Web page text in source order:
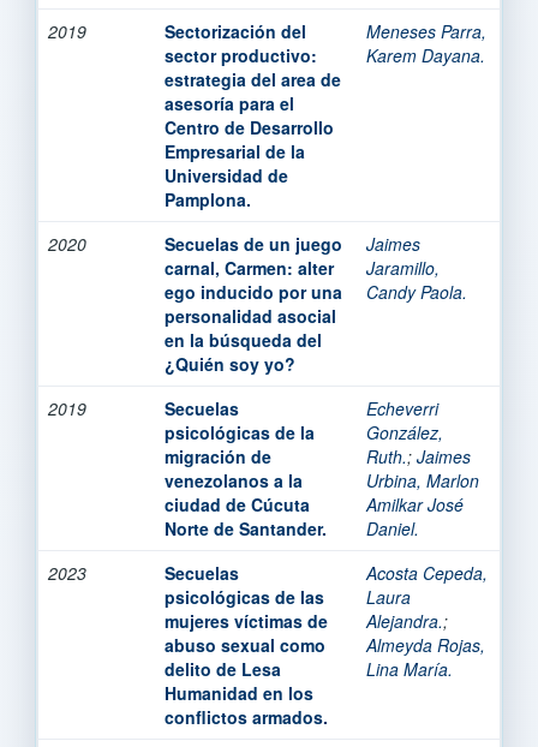
2019
Sectorización del
sector productivo:
estrategia del area de
asesoría para el
Centro de Desarrollo
Empresarial de la
Universidad de
Pamplona.
Meneses Parra,
Karem Dayana.
2020
Secuelas de un juego
carnal, Carmen: alter
ego inducido por una
personalidad asocial
en la búsqueda del
¿Quién soy yo?
Jaimes
Jaramillo,
Candy Paola.
2019
Secuelas
psicológicas de la
migración de
venezolanos a la
ciudad de Cúcuta
Norte de Santander.
Echeverri
González,
Ruth.; Jaimes
Urbina, Marlon
Amilkar José
Daniel.
2023
Secuelas
psicológicas de las
mujeres víctimas de
abuso sexual como
delito de Lesa
Humanidad en los
conflictos armados.
Acosta Cepeda,
Laura
Alejandra.;
Almeyda Rojas,
Lina María.